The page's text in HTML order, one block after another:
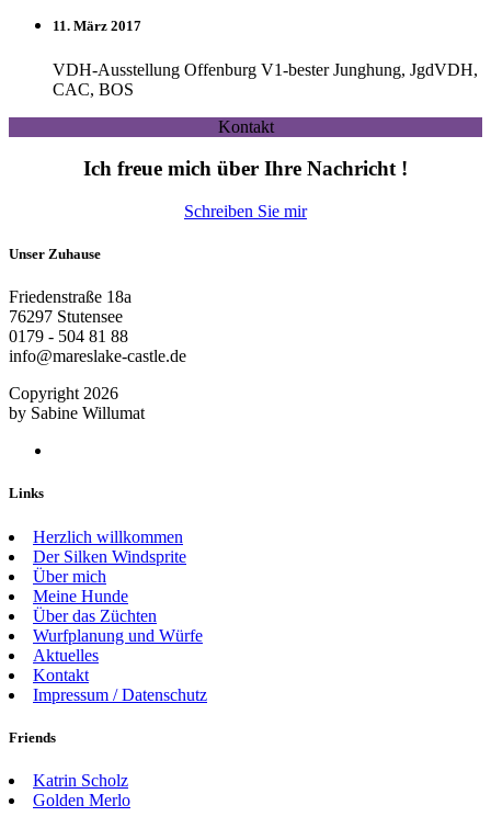
11. März 2017
VDH-Ausstellung Offenburg V1-bester Junghung, JgdVDH,
CAC, BOS
Kontakt
Ich freue mich über Ihre Nachricht !
Schreiben Sie mir
Unser Zuhause
Friedenstraße 18a
76297 Stutensee
0179 - 504 81 88
info@mareslake-castle.de
Copyright 2026
by Sabine Willumat
Links
Herzlich willkommen
Der Silken Windsprite
Über mich
Meine Hunde
Über das Züchten
Wurfplanung und Würfe
Aktuelles
Kontakt
Impressum / Datenschutz
Friends
Katrin Scholz
Golden Merlo